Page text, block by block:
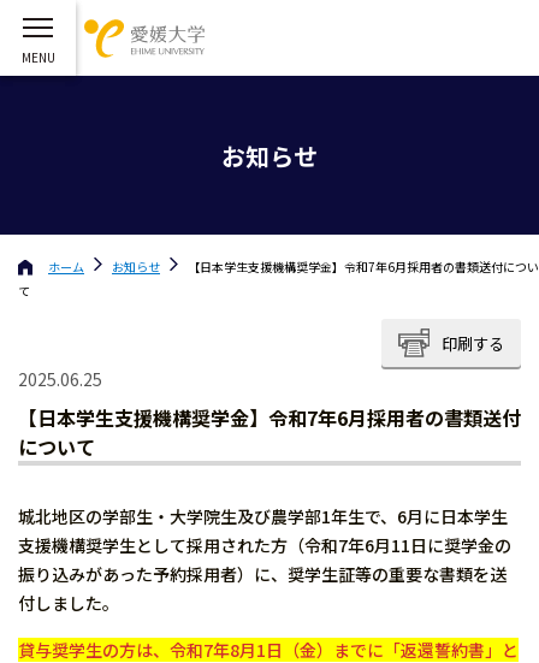
お知らせ
ホーム お知らせ
【日本学生支援機構奨学金】令和7年6月採用者の書類送付につい
て
印刷する
2025.06.25
【日本学生支援機構奨学金】令和7年6月採用者の書類送付
について
城北地区の学部生・大学院生及び農学部1年生で、6月に日本学生
支援機構奨学生として採用された方（令和7年6月11日に奨学金の
振り込みがあった予約採用者）に、奨学生証等の重要な書類を送
付しました。
貸与奨学生の方は、令和7年8月1日（金）までに「返還誓約書」と